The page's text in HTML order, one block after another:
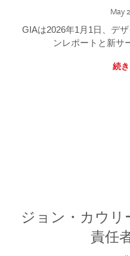
May
GIAは2026年1月1日、デ
ンレポートと新サ
続
ジョン・カウリ
責任